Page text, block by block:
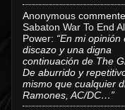
Anonymous
Sabaton War To End
Power: “En mi opinión
discazo y una digna
continuación de The
De aburrido y
mismo que cualquier
Ramones, AC/DC…”